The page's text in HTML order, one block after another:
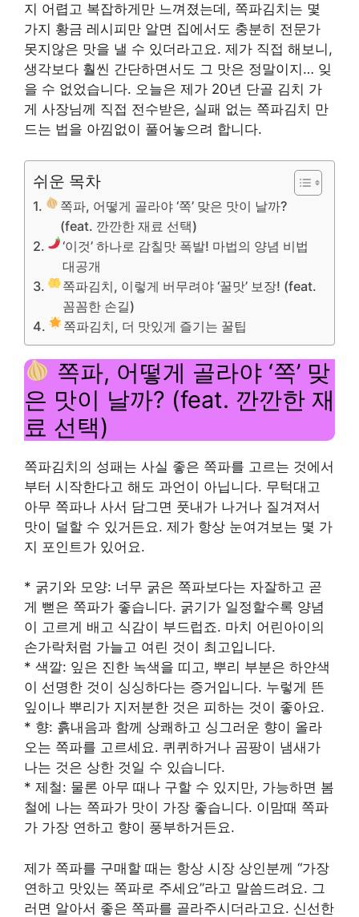
지 어렵고 복잡하게만 느껴졌는데, 쪽파김치는 몇
가지 황금 레시피만 알면 집에서도 충분히 전문가
못지않은 맛을 낼 수 있더라고요. 제가 직접 해보니,
생각보다 훨씬 간단하면서도 그 맛은 정말이지… 잊
을 수 없었습니다. 오늘은 제가 20년 단골 김치 가
게 사장님께 직접 전수받은, 실패 없는 쪽파김치 만
드는 법을 아낌없이 풀어놓으려 합니다.
쉬운 목차
쪽파, 어떻게 골라야 ‘쪽’ 맞은 맛이 날까?
(feat. 깐깐한 재료 선택)
‘이것’ 하나로 감칠맛 폭발! 마법의 양념 비법
대공개
쪽파김치, 이렇게 버무려야 ‘꿀맛’ 보장! (feat.
꼼꼼한 손길)
쪽파김치, 더 맛있게 즐기는 꿀팁
쪽파, 어떻게 골라야 ‘쪽’ 맞
은 맛이 날까? (feat. 깐깐한 재
료 선택)
쪽파김치의 성패는 사실 좋은 쪽파를 고르는 것에서
부터 시작한다고 해도 과언이 아닙니다. 무턱대고
아무 쪽파나 사서 담그면 풋내가 나거나 질겨져서
맛이 덜할 수 있거든요. 제가 항상 눈여겨보는 몇 가
지 포인트가 있어요.
* 굵기와 모양: 너무 굵은 쪽파보다는 자잘하고 곧
게 뻗은 쪽파가 좋습니다. 굵기가 일정할수록 양념
이 고르게 배고 식감이 부드럽죠. 마치 어린아이의
손가락처럼 가늘고 여린 것이 최고입니다.
* 색깔: 잎은 진한 녹색을 띠고, 뿌리 부분은 하얀색
이 선명한 것이 싱싱하다는 증거입니다. 누렇게 뜬
잎이나 뿌리가 지저분한 것은 피하는 것이 좋아요.
* 향: 흙내음과 함께 상쾌하고 싱그러운 향이 올라
오는 쪽파를 고르세요. 퀴퀴하거나 곰팡이 냄새가
나는 것은 상한 것일 수 있습니다.
* 제철: 물론 아무 때나 구할 수 있지만, 가능하면 봄
철에 나는 쪽파가 맛이 가장 좋습니다. 이맘때 쪽파
가 가장 연하고 향이 풍부하거든요.
제가 쪽파를 구매할 때는 항상 시장 상인분께 “가장
연하고 맛있는 쪽파로 주세요”라고 말씀드려요. 그
러면 알아서 좋은 쪽파를 골라주시더라고요. 신선한